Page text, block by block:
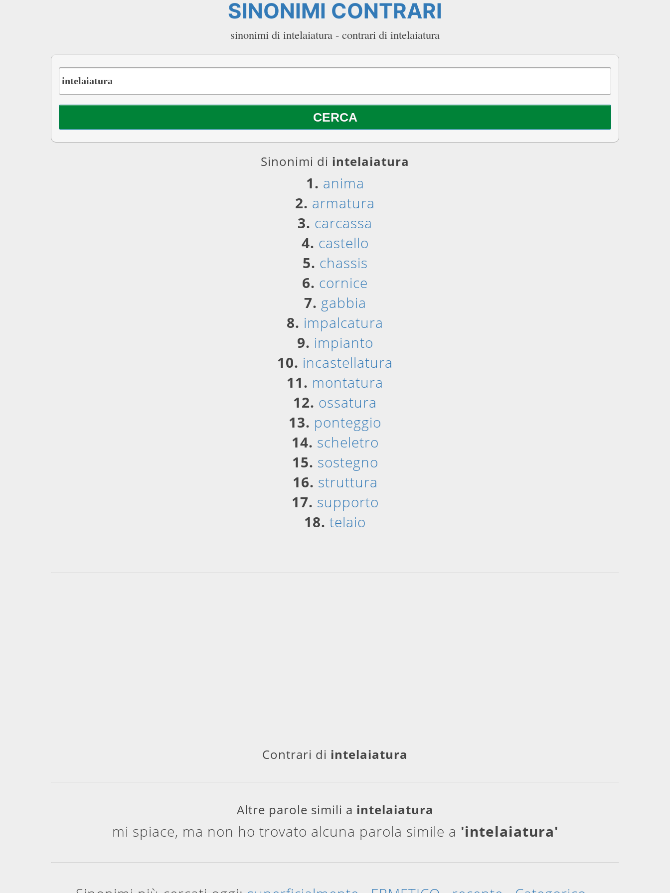
SINONIMI CONTRARI
sinonimi di intelaiatura - contrari di intelaiatura
Sinonimi di intelaiatura
1. anima
2. armatura
3. carcassa
4. castello
5. chassis
6. cornice
7. gabbia
8. impalcatura
9. impianto
10. incastellatura
11. montatura
12. ossatura
13. ponteggio
14. scheletro
15. sostegno
16. struttura
17. supporto
18. telaio
Contrari di intelaiatura
Altre parole simili a intelaiatura
mi spiace, ma non ho trovato alcuna parola simile a 'intelaiatura'